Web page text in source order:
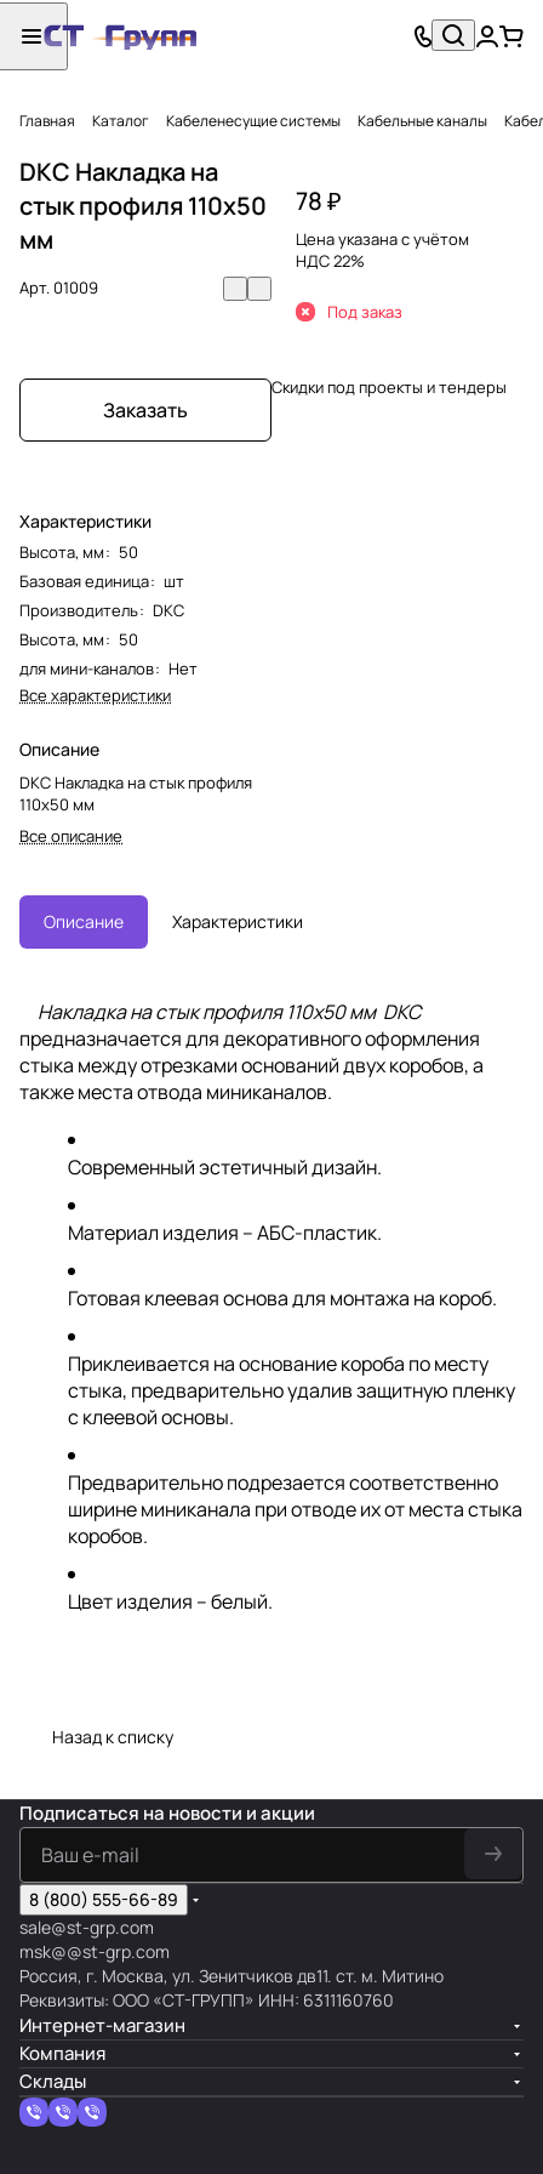
Главная Каталог Кабеленесущие системы Кабельные каналы
DKC Накладка на
стык профиля 110х50
мм
Арт.01009
Заказать
Характеристики
Высота, мм: 50
Базовая единица: шт
Производитель: DKC
Высота, мм: 50
для мини-каналов: Нет
Все характеристики
Описание
DKC Накладка на стык профиля
110х50 мм
Все описание
78 ₽
Цена указана с учётом
НДС 22%
Под заказ
Скидки под проекты и тендеры
Описание Характеристики
Накладка на стык профиля 110х50 мм DKC
предназначается для декоративного оформления
стыка между отрезками оснований двух коробов, а
также места отвода миниканалов.
Современный эстетичный дизайн.
Материал изделия – АБС-пластик.
Готовая клеевая основа для монтажа на короб.
Приклеивается на основание короба по месту
стыка, предварительно удалив защитную пленку
с клеевой основы.
Предварительно подрезается соответственно
ширине миниканала при отводе их от места стыка
коробов.
Цвет изделия – белый.
Назад к списку
Подписаться на новости и акции
8 (800) 555-66-89
sale@st-grp.com
msk@@st-grp.com
Россия, г. Москва, ул. Зенитчиков дв11. ст. м. Митино
Реквизиты: ООО «СТ-ГРУПП» ИНН: 6311160760
Интернет-магазин
Компания
Склады